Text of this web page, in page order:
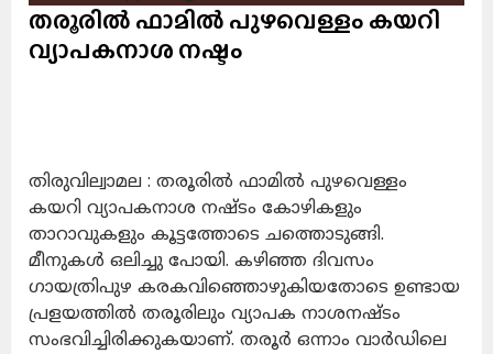
തരൂരിൽ ഫാമിൽ പുഴവെള്ളം കയറി
വ്യാപകനാശ നഷ്ടം
തിരുവില്വാമല : തരൂരിൽ ഫാമിൽ പുഴവെള്ളം
കയറി വ്യാപകനാശ നഷ്ടം കോഴികളും
താറാവുകളും കൂട്ടത്തോടെ ചത്തൊടുങ്ങി.
മീനുകൾ ഒലിച്ചു പോയി. കഴിഞ്ഞ ദിവസം
ഗായത്രിപുഴ കരകവിഞ്ഞൊഴുകിയതോടെ ഉണ്ടായ
പ്രളയത്തിൽ തരൂരിലും വ്യാപക നാശനഷ്ടം
സംഭവിച്ചിരിക്കുകയാണ്. തരൂർ ഒന്നാം വാർഡിലെ